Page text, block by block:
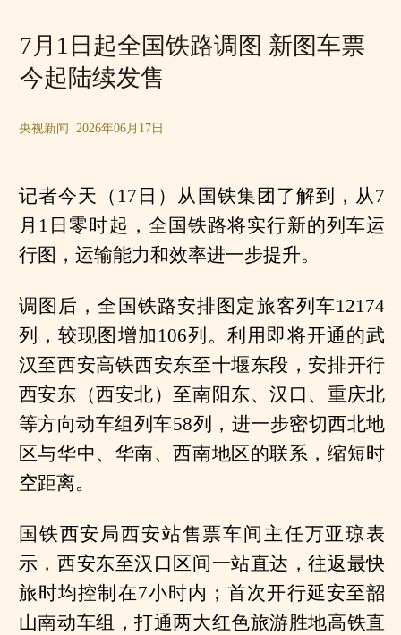
7月1日起全国铁路调图 新图车票
今起陆续发售
央视新闻 2026年06月17日
记者今天（17日）从国铁集团了解到，从7
月1日零时起，全国铁路将实行新的列车运
行图，运输能力和效率进一步提升。
调图后，全国铁路安排图定旅客列车12174
列，较现图增加106列。利用即将开通的武
汉至西安高铁西安东至十堰东段，安排开行
西安东（西安北）至南阳东、汉口、重庆北
等方向动车组列车58列，进一步密切西北地
区与华中、华南、西南地区的联系，缩短时
空距离。
国铁西安局西安站售票车间主任万亚琼表
示，西安东至汉口区间一站直达，往返最快
旅时均控制在7小时内；首次开行延安至韶
山南动车组，打通两大红色旅游胜地高铁直